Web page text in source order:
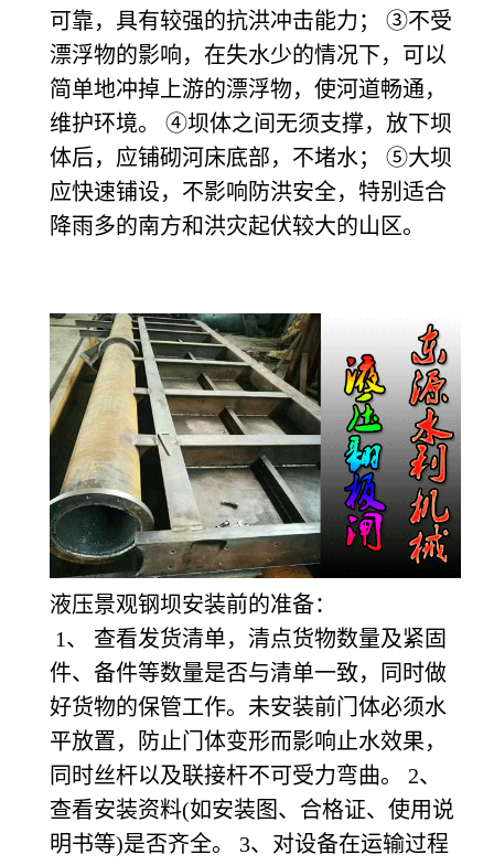
可靠，具有较强的抗洪冲击能力； ③不受
漂浮物的影响，在失水少的情况下，可以
简单地冲掉上游的漂浮物，使河道畅通，
维护环境。 ④坝体之间无须支撑，放下坝
体后，应铺砌河床底部，不堵水； ⑤大坝
应快速铺设，不影响防洪安全，特别适合
降雨多的南方和洪灾起伏较大的山区。
液压景观钢坝安装前的准备：
1、 查看发货清单，清点货物数量及紧固
件、备件等数量是否与清单一致，同时做
好货物的保管工作。未安装前门体必须水
平放置，防止门体变形而影响止水效果，
同时丝杆以及联接杆不可受力弯曲。 2、
查看安装资料(如安装图、合格证、使用说
明书等)是否齐全。 3、对设备在运输过程